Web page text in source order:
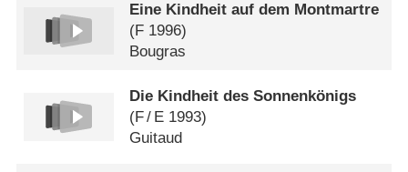
Eine Kindheit auf dem Montmartre
(F 1996)
Bougras
Die Kindheit des Sonnenkönigs
(F/ E 1993)
Guitaud